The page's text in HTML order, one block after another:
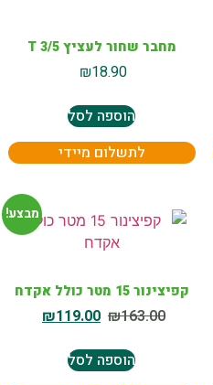
מחבר שחור לעציץ T 3/5
₪18.90
הוספה לסל
לתשלום מיידי
מבצע!
קפיצינור 15 מטר כולל אקדח
₪163.00
₪119.00
הוספה לסל